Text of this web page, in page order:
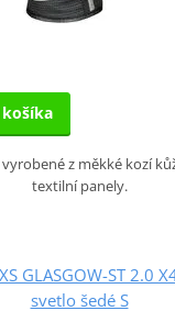
košíka
z měkké kozí
textilní panely.
GLASGOW-ST 2.0
svetlo šedé S